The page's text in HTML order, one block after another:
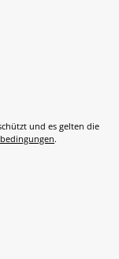
und es gelten die
.